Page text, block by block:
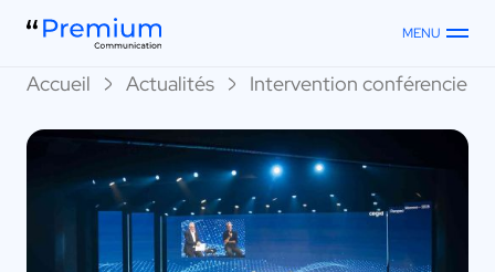
MENU
Accueil Actualités Intervention conférenciers